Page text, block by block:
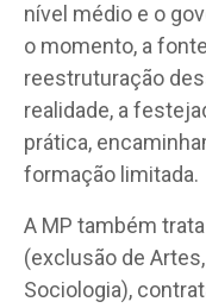
nível médio e o
o momento, a
reestruturação
realidade, a
prática,
formação limitada.
A MP também
(exclusão de
Sociologia),